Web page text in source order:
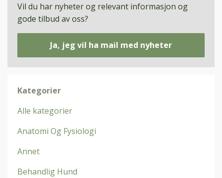
Vil du har nyheter og relevant informasjon og
gode tilbud av oss?
Ja, jeg vil ha mail med nyheter
Kategorier
Alle kategorier
Anatomi Og Fysiologi
Annet
Behandlig Hund